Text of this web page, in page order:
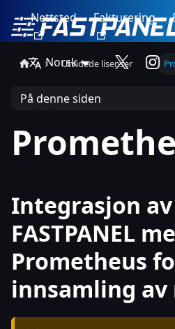
Nettsted Fakturering
NorskUtvidede lisenser
På denne siden
Integrasjon av
FASTPANEL
Prometheus
innsamling av